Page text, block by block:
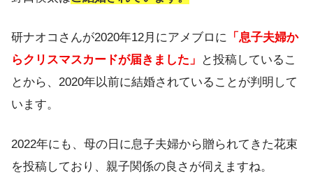
研ナオコさんが2020年12月にアメブロに 「息子夫婦か
らクリスマスカードが届きました」
と投稿しているこ
とから、2020年以前に結婚されていることが判明して
います。
2022年にも、母の日に息子夫婦から贈られてきた花束
を投稿しており、親子関係の良さが伺えますね。